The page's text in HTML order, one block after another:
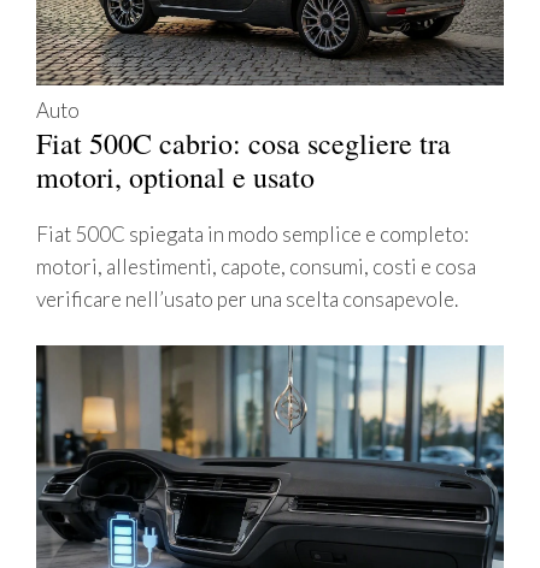
Auto
Fiat 500C cabrio: cosa scegliere tra
motori, optional e usato
Fiat 500C spiegata in modo semplice e completo:
motori, allestimenti, capote, consumi, costi e cosa
verificare nell’usato per una scelta consapevole.